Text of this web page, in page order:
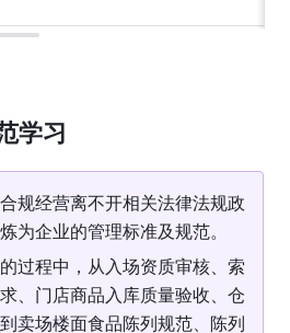
学习
规经营离不开相关法律法规政
为企业的管理标准及规范。
过程中，从入场资质审核、索
、门店商品入库质量验收、仓
卖场楼面食品陈列规范、陈列